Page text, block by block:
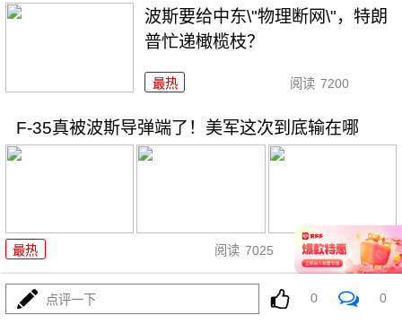
波斯要给中东\"物理断网\"，特朗
普忙递橄榄枝？
最热 阅读 7200
F-35真被波斯导弹端了！美军这次到底输在哪
最热 阅读 7025 08-04
算了不打了？特朗普这脚刹车，把全世界都晃吐了
点评一下 0 0